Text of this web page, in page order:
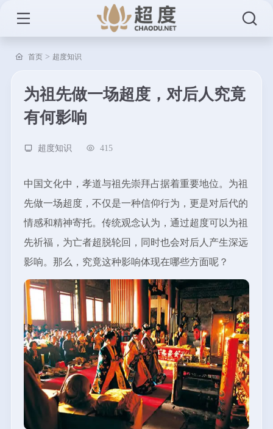
首页> 超度知识
为祖先做一场超度，对后人究竟
有何影响
超度知识 415
中国文化中，孝道与祖先崇拜占据着重要地位。为祖
先做一场超度，不仅是一种信仰行为，更是对后代的
情感和精神寄托。传统观念认为，通过超度可以为祖
先祈福，为亡者超脱轮回，同时也会对后人产生深远
影响。那么，究竟这种影响体现在哪些方面呢？